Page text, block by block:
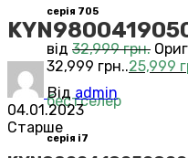
серія 705
від 32,999грн.
32,999 грн..25,999
бестселер
серія i7
Від admin
04.01.2023
Старше